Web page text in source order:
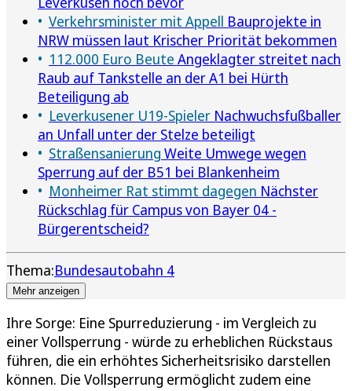
Verkehrsminister mit Appell Bauprojekte in
NRW müssen laut Krischer Priorität bekommen
112.000 Euro Beute Angeklagter streitet nach
Raub auf Tankstelle an der A1 bei Hürth
Beteiligung ab
Leverkusener U19-Spieler Nachwuchsfußballer
an Unfall unter der Stelze beteiligt
Straßensanierung Weite Umwege wegen
Sperrung auf der B51 bei Blankenheim
Monheimer Rat stimmt dagegen Nächster
Rückschlag für Campus von Bayer 04 -
Bürgerentscheid?
Thema:Bundesautobahn 4
Mehr anzeigen
Ihre Sorge: Eine Spurreduzierung - im Vergleich zu
einer Vollsperrung - würde zu erheblichen Rückstaus
führen, die ein erhöhtes Sicherheitsrisiko darstellen
können. Die Vollsperrung ermöglicht zudem eine